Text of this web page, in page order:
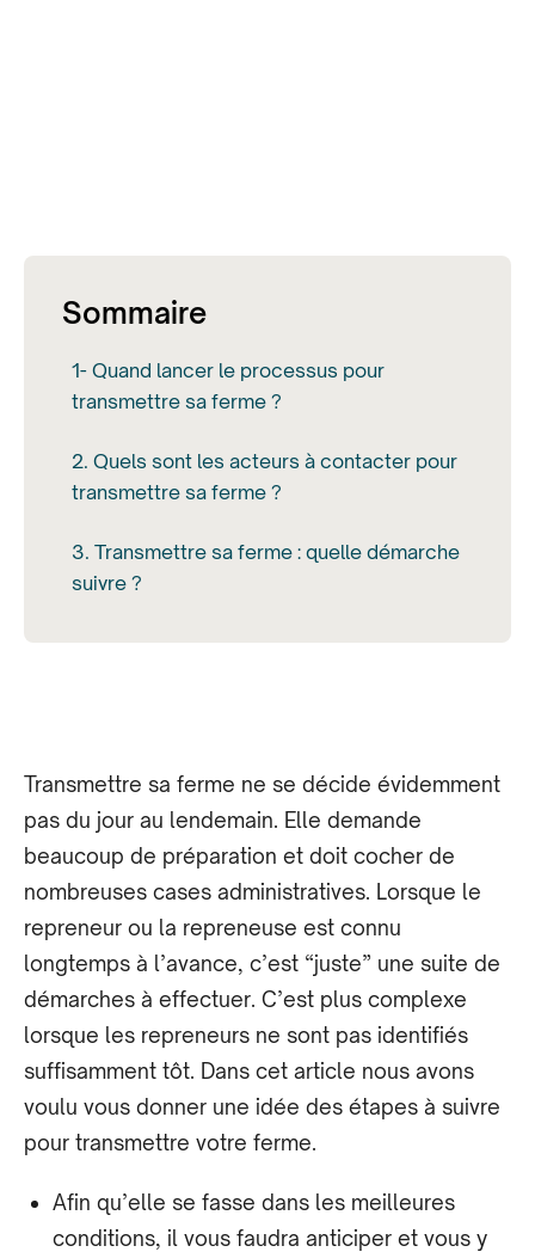
Sommaire
1- Quand lancer le processus pour
transmettre sa ferme ?
2. Quels sont les acteurs à contacter pour
transmettre sa ferme ?
3. Transmettre sa ferme : quelle démarche
suivre ?
Transmettre sa ferme ne se décide évidemment
pas du jour au lendemain. Elle demande
beaucoup de préparation et doit cocher de
nombreuses cases administratives. Lorsque le
repreneur ou la repreneuse est connu
longtemps à l’avance, c’est “juste” une suite de
démarches à effectuer. C’est plus complexe
lorsque les repreneurs ne sont pas identifiés
suffisamment tôt. Dans cet article nous avons
voulu vous donner une idée des étapes à suivre
pour transmettre votre ferme.
Afin qu’elle se fasse dans les meilleures
conditions, il vous faudra anticiper et vous y